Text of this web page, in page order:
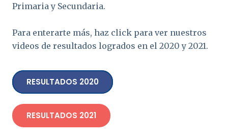
Primaria y Secundaria.
Para enterarte más, haz click para ver nuestros
videos de resultados logrados en el 2020 y 2021.
RESULTADOS 2020
RESULTADOS 2021